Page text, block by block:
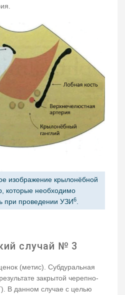
изображение крылонёбной
которые необходимо
при проведении УЗИ6
случай № 3
(метис). Субдуральная
закрытой черепно-
В данном случае с целью